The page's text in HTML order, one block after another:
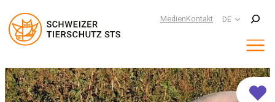
MedienKontakt DE
Suchen